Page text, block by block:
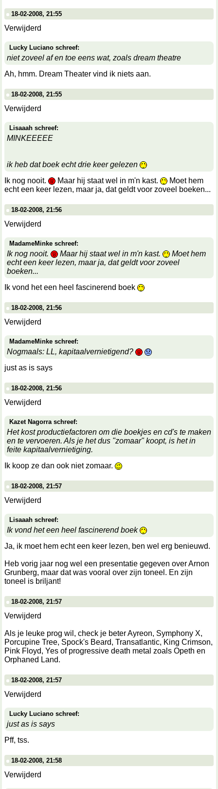
18-02-2008, 21:55
Verwijderd
Lucky Luciano schreef:
niet zoveel af en toe eens wat, zoals dream theatre
Ah, hmm. Dream Theater vind ik niets aan.
18-02-2008, 21:55
Verwijderd
Lisaaah schreef:
MINKEEEEE
ik heb dat boek echt drie keer gelezen
Ik nog nooit.
Maar hij staat wel in m'n kast.
Moet hem
echt een keer lezen, maar ja, dat geldt voor zoveel boeken...
18-02-2008, 21:56
Verwijderd
MadameMinke schreef:
Ik nog nooit. Maar hij staat wel in m'n kast.
Moet hem
echt een keer lezen, maar ja, dat geldt voor zoveel
boeken...
Ik vond het een heel fascinerend boek
18-02-2008, 21:56
Verwijderd
MadameMinke schreef:
Nogmaals: LL, kapitaalvernietigend?
just as is says
18-02-2008, 21:56
Verwijderd
Kazet Nagorra schreef:
Het kost productiefactoren om die boekjes en cd's te maken
en te vervoeren. Als je het dus "zomaar" koopt, is het in
feite kapitaalvernietiging.
Ik koop ze dan ook niet zomaar.
18-02-2008, 21:57
Verwijderd
Lisaaah schreef:
Ik vond het een heel fascinerend boek
Ja, ik moet hem echt een keer lezen, ben wel erg benieuwd.
Heb vorig jaar nog wel een presentatie gegeven over Arnon
Grunberg, maar dat was vooral over zijn toneel. En zijn
toneel is briljant!
18-02-2008, 21:57
Verwijderd
Als je leuke prog wil, check je beter Ayreon, Symphony X,
Porcupine Tree, Spock's Beard, Transatlantic, King Crimson,
Pink Floyd, Yes of progressive death metal zoals Opeth en
Orphaned Land.
18-02-2008, 21:57
Verwijderd
Lucky Luciano schreef:
just as is says
Pff, tss.
18-02-2008, 21:58
Verwijderd